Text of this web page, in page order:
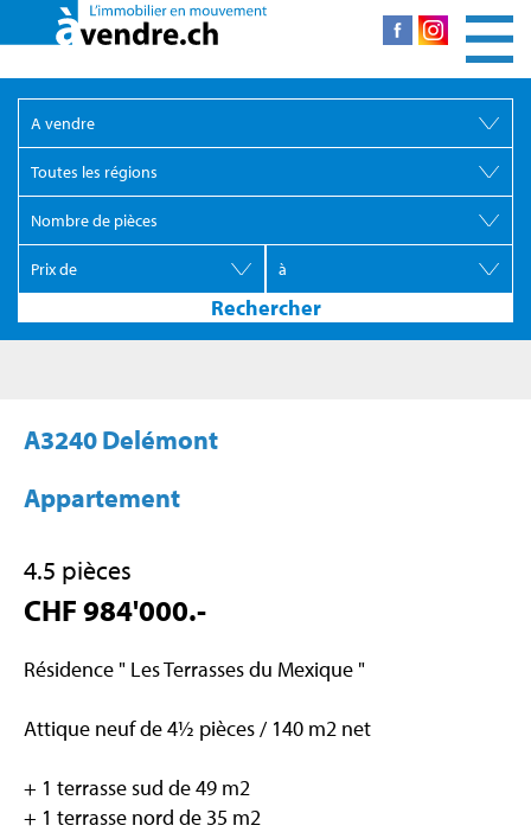
A3240 Delémont
Appartement
4.5 pièces
CHF 984'000.-
Résidence " Les Terrasses du Mexique "
Attique neuf de 4½ pièces / 140 m2 net
+ 1 terrasse sud de 49 m2
+ 1 terrasse nord de 35 m2